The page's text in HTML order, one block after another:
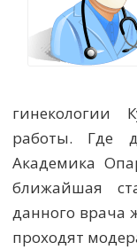
гинекологии
работы. Где
Академика
ближайшая
данного врача
проходят